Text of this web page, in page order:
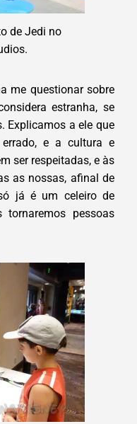
de Jedi no
me questionar sobre
estranha, se
Explicamos a ele que
e a cultura e
ser respeitadas, e às
as nossas, afinal de
já é um celeiro de
pessoas